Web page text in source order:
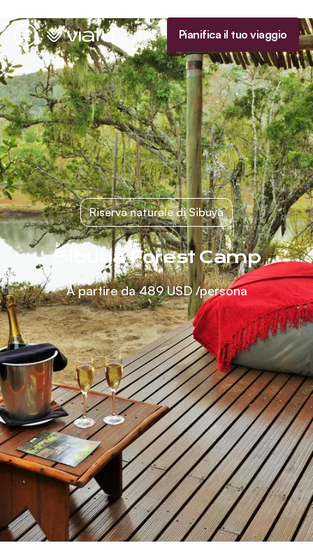
Menu
Homepage Pianifica il tuo viaggio
Riserva naturale di Sibuya
Sibuya Forest Camp
A partire da489 USD/persona